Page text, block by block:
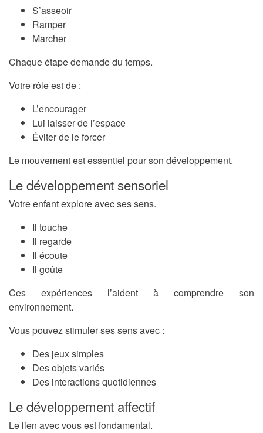
S’asseoir
Ramper
Marcher
Chaque étape demande du temps.
Votre rôle est de :
L’encourager
Lui laisser de l’espace
Éviter de le forcer
Le mouvement est essentiel pour son développement.
Le développement sensoriel
Votre enfant explore avec ses sens.
Il touche
Il regarde
Il écoute
Il goûte
Ces expériences l’aident à comprendre son
environnement.
Vous pouvez stimuler ses sens avec :
Des jeux simples
Des objets variés
Des interactions quotidiennes
Le développement affectif
Le lien avec vous est fondamental.